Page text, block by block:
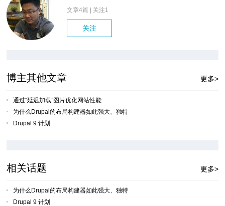
文章4篇 | 关注1
关注
更多>
博主其他文章
通过“延迟加载”图片优化网站性能
为什么Drupal的布局构建器如此强大、独特
Drupal 9 计划
更多>
相关话题
为什么Drupal的布局构建器如此强大、独特
Drupal 9 计划